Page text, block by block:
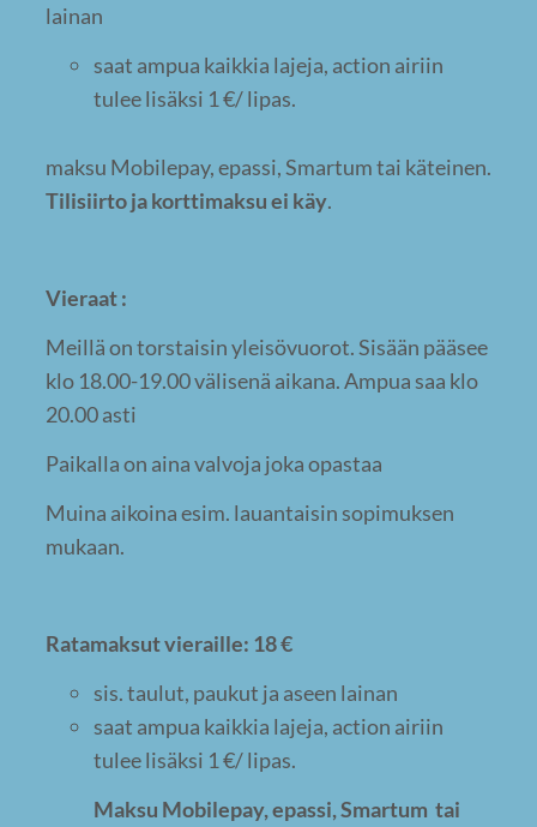
lainan
saat ampua kaikkia lajeja, action airiin
tulee lisäksi 1 €/ lipas.
maksu Mobilepay, epassi, Smartum tai käteinen.
Tilisiirto ja korttimaksu ei käy.
Vieraat :
Meillä on torstaisin yleisövuorot. Sisään pääsee
klo 18.00-19.00 välisenä aikana. Ampua saa klo
20.00 asti
Paikalla on aina valvoja joka opastaa
Muina aikoina esim. lauantaisin sopimuksen
mukaan.
Ratamaksut vieraille: 18 €
sis. taulut, paukut ja aseen lainan
saat ampua kaikkia lajeja, action airiin
tulee lisäksi 1 €/ lipas.
Maksu Mobilepay, epassi, Smartum tai